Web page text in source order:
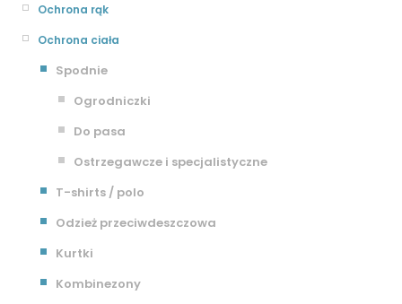
Ochrona rąk
Ochrona ciała
Spodnie
Ogrodniczki
Do pasa
Ostrzegawcze i specjalistyczne
T-shirts / polo
Odzież przeciwdeszczowa
Kurtki
Kombinezony